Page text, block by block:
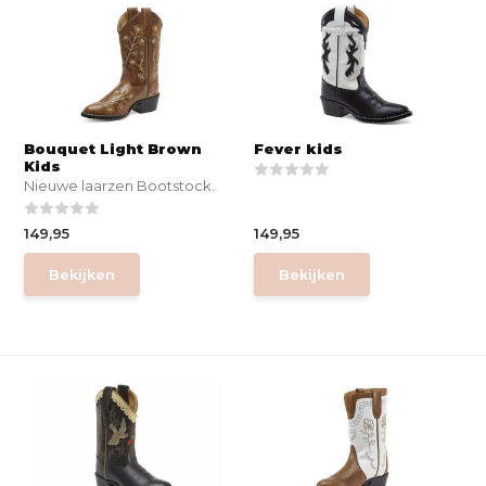
Bouquet Light Brown
Kids
Nieuwe laarzen Bootstock.
149,95
Bekijken
Fever kids
149,95
Bekijken